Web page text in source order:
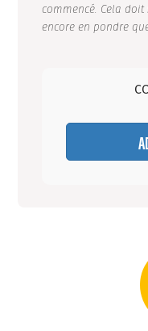
commencé. Cela
encore en pondre